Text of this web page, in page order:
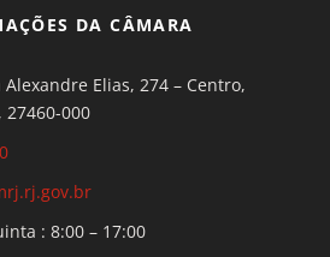
DA CÂMARA
Alexandre Elias, 274 – Centro,
27460-000
: 8:00 – 17:00